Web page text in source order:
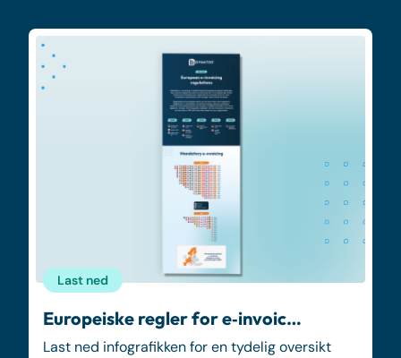
Europeiske regler for e‑invoic…
Last ned infografikken for en tydelig oversikt
Last ned